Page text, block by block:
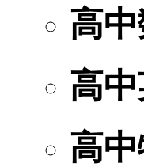
高
高
高